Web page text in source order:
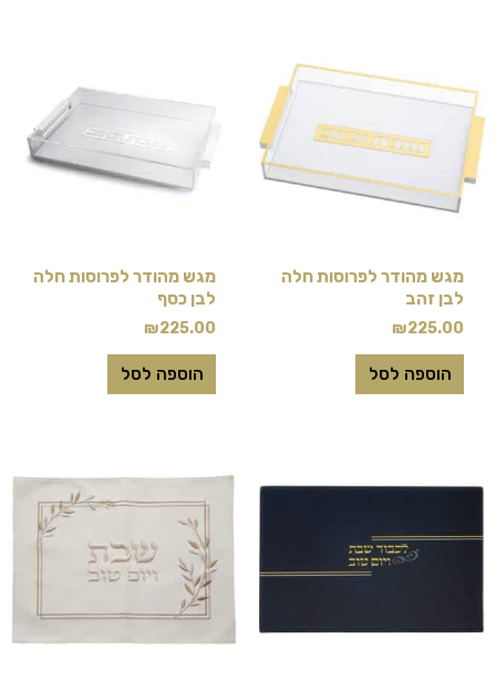
מגש מהודר לפרוסות חלה
לבן זהב
₪225.00
הוספה לסל
מגש מהודר לפרוסות חלה
לבן כסף
₪225.00
הוספה לסל